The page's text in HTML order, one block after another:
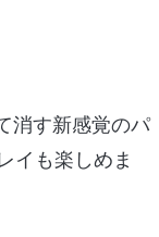
消す新感覚のパ
イも楽しめま